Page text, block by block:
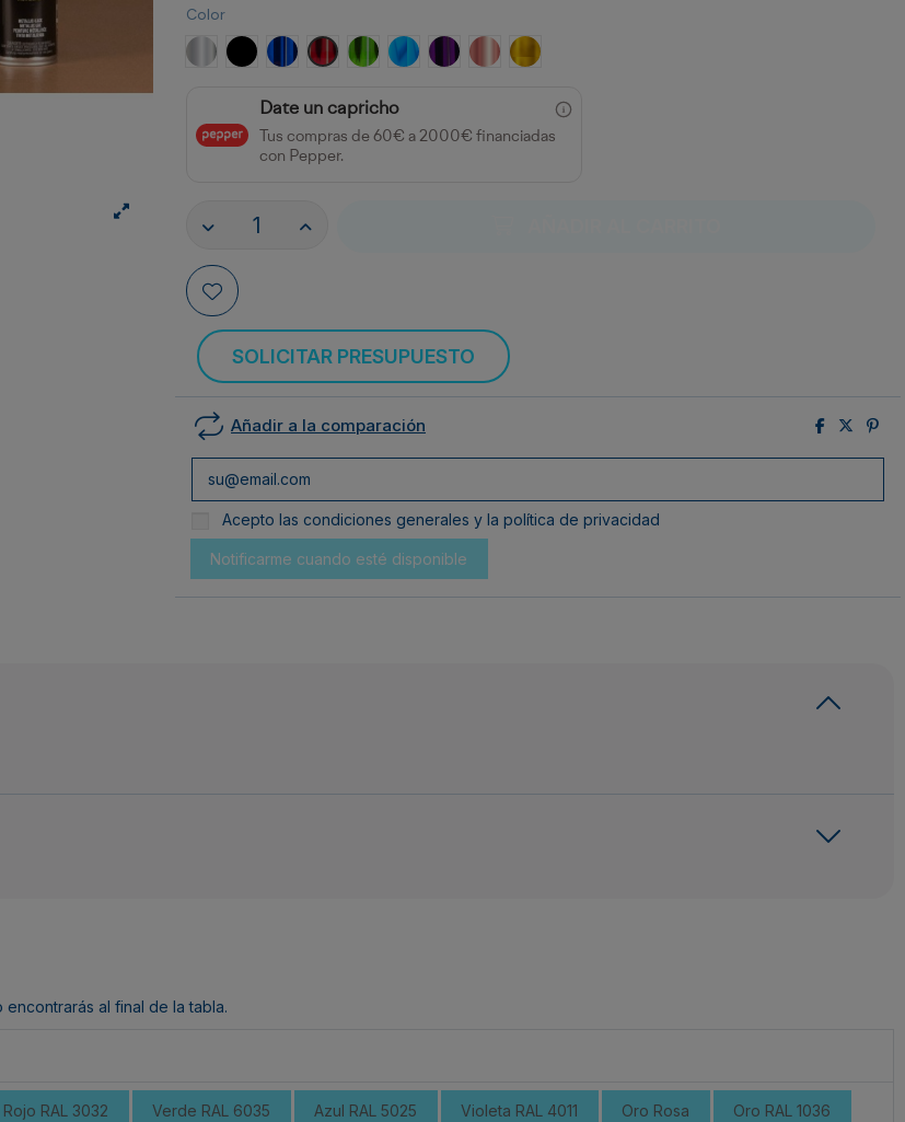
Color
Aluminio RAL 9006
Negro Azul Oscuro RAL 5026
Rojo RAL 3032Verde RAL 6035
Azul RAL 5025Violeta RAL 4011
Oro RosaOro RAL 1036
Date un capricho
Tus compras de 60€ a 2000€ financiadas
con Pepper.
SOLICITAR PRESUPUESTO
Añadir a la comparación
Acepto las condiciones generales y la política de privacidad
al final de la tabla.
Rojo RAL 3032 Verde RAL 6035 Azul RAL 5025 Violeta RAL 4011 Oro Rosa Oro RAL 1036